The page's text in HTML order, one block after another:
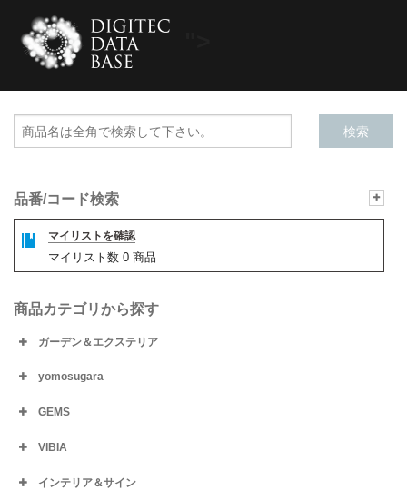
品番/コード検索
マイリストを確認
マイリスト数 0 商品
商品カテゴリから探す
ガーデン＆エクステリア
yomosugara
GEMS
VIBIA
インテリア＆サイン